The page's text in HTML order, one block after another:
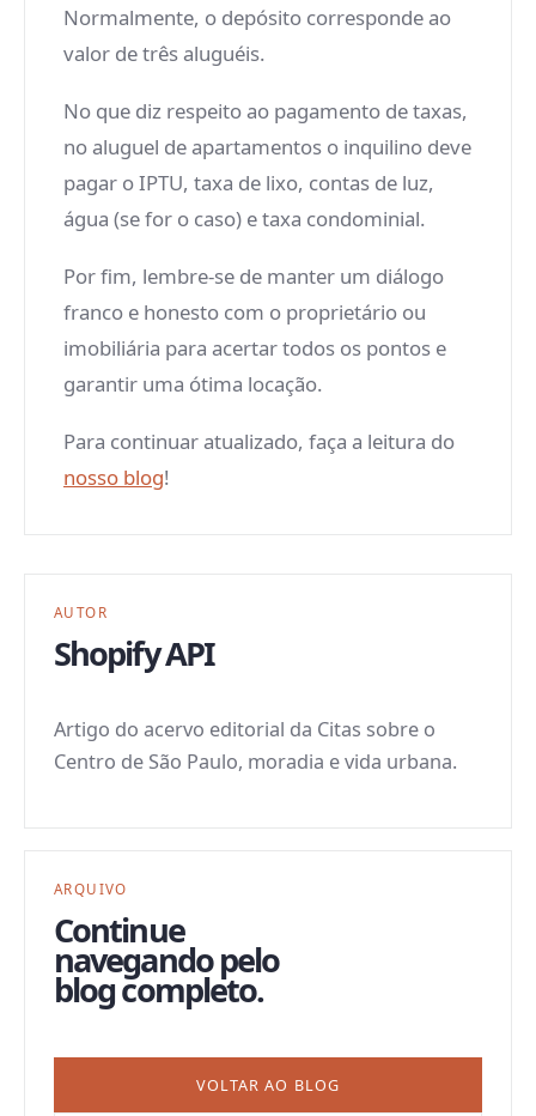
Normalmente, o depósito corresponde ao
valor de três aluguéis.
No que diz respeito ao pagamento de taxas,
no aluguel de apartamentos o inquilino deve
pagar o IPTU, taxa de lixo, contas de luz,
água (se for o caso) e taxa condominial.
Por fim, lembre-se de manter um diálogo
franco e honesto com o proprietário ou
imobiliária para acertar todos os pontos e
garantir uma ótima locação.
Para continuar atualizado, faça a leitura do
nosso blog!
AUTOR
Shopify API
Artigo do acervo editorial da Citas sobre o
Centro de São Paulo, moradia e vida urbana.
ARQUIVO
Continue
navegando pelo
blog completo.
VOLTAR AO BLOG